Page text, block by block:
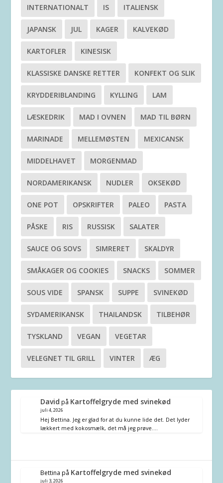
INTERNATIONALT IS ITALIENSK
JAPANSK JUL KAGER KALVEKØD
KARTOFLER KINESISK
KLASSISKE DANSKE RETTER KONFEKT OG SLIK
KRYDDERIBLANDING KYLLING LAM
LÆSKEDRIK MAD I OVNEN MAD TIL BØRN
MARINADE MELLEMØSTEN MEXICANSK
MIDDELHAVET MORGENMAD
NORDAMERIKANSK NUDLER OKSEKØD
ONE POT OPSKRIFTER PALEO PASTA
PÅSKE RIS RUSSISK SALATER
SAUCE OG SOVS SIMRERET SKALDYR
SMÅKAGER OG COOKIES SNACKS SOMMER
SOUS VIDE SPANSK SUPPE SVINEKØD
SYDAMERIKANSK THAILANDSK TILBEHØR
TYSKLAND VEGAN VEGETAR
VELEGNET TIL GRILL VINTER ÆG
David på Kartoffelgryde med svinekød
juli 4, 2026
Hej Bettina. Jeg er glad for at du kunne lide det. Det lyder
lækkert med kokosmælk, det må jeg prøve.…
Bettina på Kartoffelgryde med svinekød
juli 3, 2026